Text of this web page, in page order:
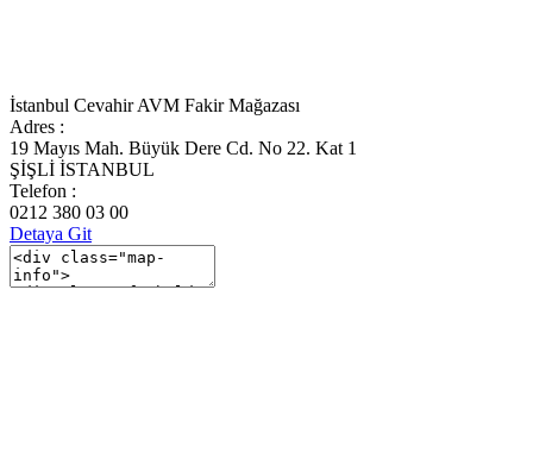
İstanbul Cevahir AVM Fakir Mağazası
Adres :
19 Mayıs Mah. Büyük Dere Cd. No 22. Kat 1
ŞİŞLİ İSTANBUL
Telefon :
0212 380 03 00
Detaya Git